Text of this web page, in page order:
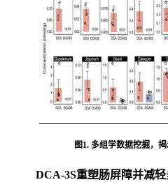
图1. 多组学数据挖掘，
DCA-3S重塑肠屏障并减